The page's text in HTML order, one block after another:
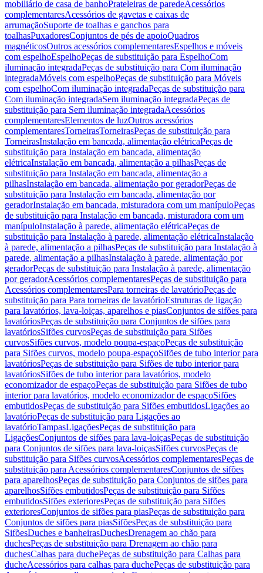
mobiliário de casa de banhoPrateleiras de paredeAcessórios
complementaresAcessórios de gavetas e caixas de
arrumaçãoSuporte de toalhas e ganchos para
toalhasPuxadoresConjuntos de pés de apoioQuadros
magnéticosOutros acessórios complementaresEspelhos e móveis
com espelhoEspelhoPeças de substituição para EspelhoCom
iluminação integradaPeças de substituição para Com iluminação
integradaMóveis com espelhoPeças de substituição para Móveis
com espelhoCom iluminação integradaPeças de substituição para
Com iluminação integradaSem iluminação integradaPeças de
substituição para Sem iluminação integradaAcessórios
complementaresElementos de luzOutros acessórios
complementaresTorneirasTorneirasPeças de substituição para
TorneirasInstalação em bancada, alimentação elétricaPeças de
substituição para Instalação em bancada, alimentação
elétricaInstalação em bancada, alimentação a pilhasPeças de
substituição para Instalação em bancada, alimentação a
pilhasInstalação em bancada, alimentação por geradorPeças de
substituição para Instalação em bancada, alimentação por
geradorInstalação em bancada, misturadora com um manípuloPeças
de substituição para Instalação em bancada, misturadora com um
manípuloInstalação à parede, alimentação elétricaPeças de
substituição para Instalação à parede, alimentação elétricaInstalação
à parede, alimentação a pilhasPeças de substituição para Instalação à
parede, alimentação a pilhasInstalação à parede, alimentação por
geradorPeças de substituição para Instalação à parede, alimentação
por geradorAcessórios complementaresPeças de substituição para
Acessórios complementaresPara torneiras de lavatórioPeças de
substituição para Para torneiras de lavatórioEstruturas de ligação
para lavatórios, lava-loiças, aparelhos e piasConjuntos de sifões para
lavatóriosPeças de substituição para Conjuntos de sifões para
lavatóriosSifões curvosPeças de substituição para Sifões
curvosSifões curvos, modelo poupa-espaçoPeças de substituição
para Sifões curvos, modelo poupa-espaçoSifões de tubo interior para
lavatóriosPeças de substituição para Sifões de tubo interior para
lavatóriosSifões de tubo interior para lavatórios, modelo
economizador de espaçoPeças de substituição para Sifões de tubo
interior para lavatórios, modelo economizador de espaçoSifões
embutidosPeças de substituição para Sifões embutidosLigações ao
lavatórioPeças de substituição para Ligações ao
lavatórioTampasLigaçõesPeças de substituição para
LigaçõesConjuntos de sifões para lava-loiçasPeças de substituição
para Conjuntos de sifões para lava-loiçasSifões curvosPeças de
substituição para Sifões curvosAcessórios complementaresPeças de
substituição para Acessórios complementaresConjuntos de sifões
para aparelhosPeças de substituição para Conjuntos de sifões para
aparelhosSifões embutidosPeças de substituição para Sifões
embutidosSifões exterioresPeças de substituição para Sifões
exterioresConjuntos de sifões para piasPeças de substituição para
Conjuntos de sifões para piasSifõesPeças de substituição para
SifõesDuches e banheirasDuchesDrenagem ao chão para
duchesPeças de substituição para Drenagem ao chão para
duchesCalhas para duchePeças de substituição para Calhas para
ducheAcessórios para calhas para duchePeças de substituição para